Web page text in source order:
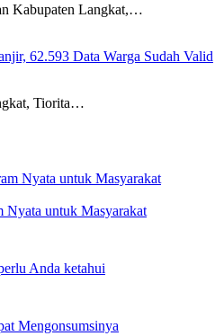
Kabupaten Langkat,…
62.593 Data Warga Sudah Valid
Tiorita…
untuk Masyarakat
Anda ketahui
Mengonsumsinya